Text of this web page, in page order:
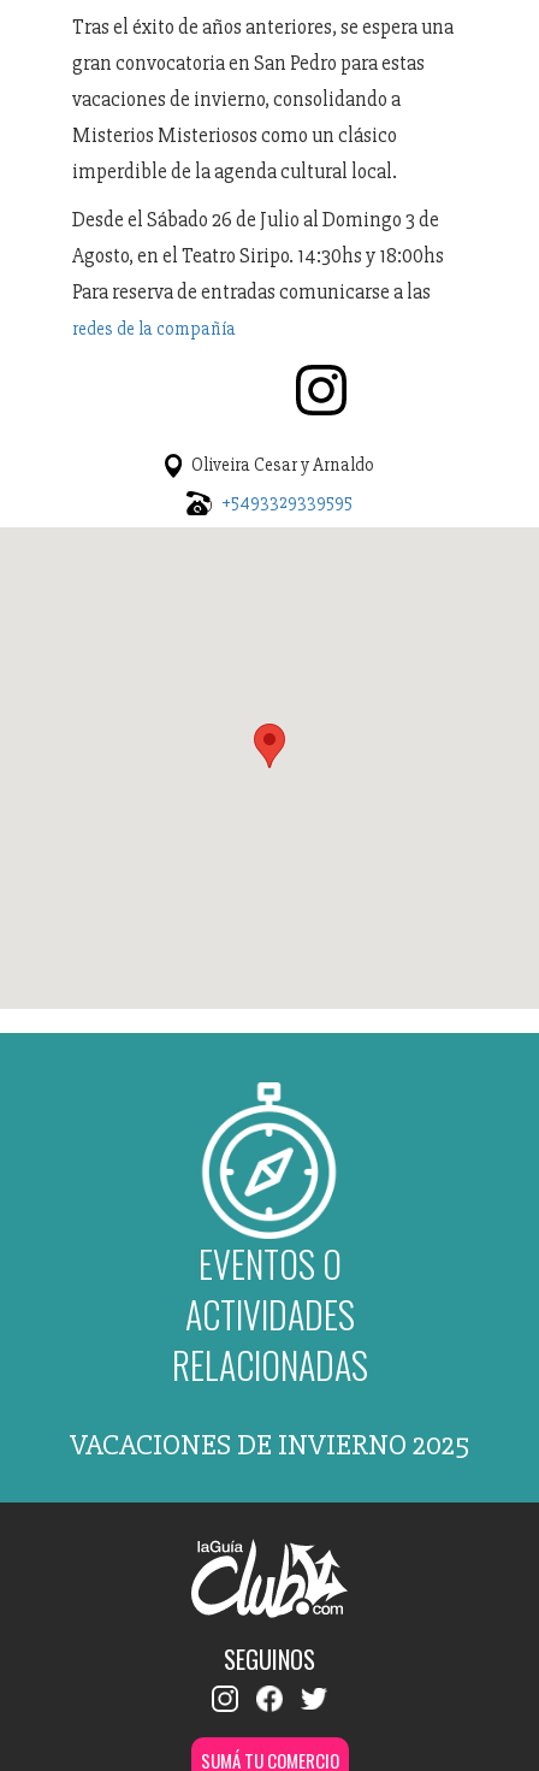
Tras el éxito de años anteriores, se espera una
gran convocatoria en San Pedro para estas
vacaciones de invierno, consolidando a
Misterios Misteriosos como un clásico
imperdible de la agenda cultural local.
Desde el Sábado 26 de Julio al Domingo 3 de
Agosto, en el Teatro Siripo. 14:30hs y 18:00hs
Para reserva de entradas comunicarse a las
redes de la compañía
Oliveira Cesar y Arnaldo
+5493329339595
EVENTOS O
ACTIVIDADES
RELACIONADAS
VACACIONES DE INVIERNO 2025
SEGUINOS
SUMÁ TU COMERCIO